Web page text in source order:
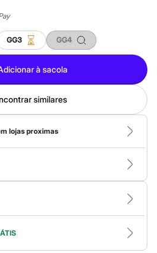
GG3 GG4
à sacola
similares
lojas proximas